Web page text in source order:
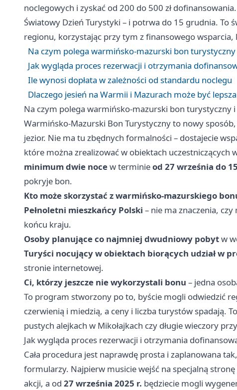
noclegowych i zyskać od 200 do 500 zł
Światowy Dzień Turystyki – i potrwa do 15 grudnia. To
regionu, korzystając przy tym z finansowego
Na czym polega warmińsko-mazurski bon
Jak wygląda proces rezerwacji i otrzymania
Ile wynosi dopłata w zależności od standardu noclegu
Dlaczego jesień na Warmii i Mazurach może być
Na czym polega warmińsko-mazurski bon turystyczny
Warmińsko-Mazurski Bon Turystyczny to nowy
jezior. Nie ma tu zbędnych formalności – dostajecie
które można zrealizować w obiektach uczestniczących
minimum dwie nocew terminieod 27 września do
pokryje bon.
Kto może skorzystać z warmińsko-mazurskiego
Pełnoletni mieszkańcy Polski – nie ma znaczenia,
końcu kraju.
Osoby planujące co najmniej dwudniowy pobytw
Turyści nocujący w obiektach biorących udział w
stronie internetowej.
Ci, którzy jeszcze nie wykorzystali bonu – jedna
To program stworzony po to, byście mogli odwiedzić
czerwienią i miedzią, a ceny i liczba turystów spadają.
pustych alejkach w Mikołajkach czy długie wieczory
Jak wygląda proces rezerwacji i otrzymania
Cała procedura jest naprawdę prosta i zaplanowana
formularzy. Najpierw musicie wejść na specjalną
akcji, a od 27 września 2025 r. będziecie mogli